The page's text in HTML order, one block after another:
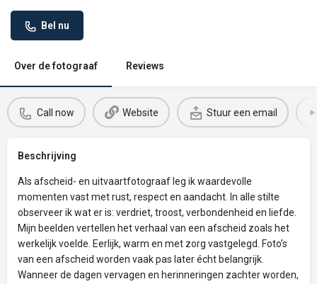
Bel nu
Over de fotograaf Reviews
Call now Website Stuur een email
Beschrijving
Als afscheid- en uitvaartfotograaf leg ik waardevolle
momenten vast met rust, respect en aandacht. In alle stilte
observeer ik wat er is: verdriet, troost, verbondenheid en liefde.
Mijn beelden vertellen het verhaal van een afscheid zoals het
werkelijk voelde. Eerlijk, warm en met zorg vastgelegd. Foto’s
van een afscheid worden vaak pas later écht belangrijk.
Wanneer de dagen vervagen en herinneringen zachter worden,